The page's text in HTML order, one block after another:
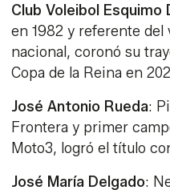
Club Voleibol Esquimo
en 1982 y referente
nacional, coronó su
Copa de la Reina en
José Antonio Rueda:
Frontera y primer
Moto3, logró el título
José María Delgado: